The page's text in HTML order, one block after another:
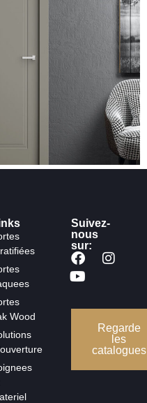
Wood
Suivez-
nous
sur:
Regarde
les
catalogues